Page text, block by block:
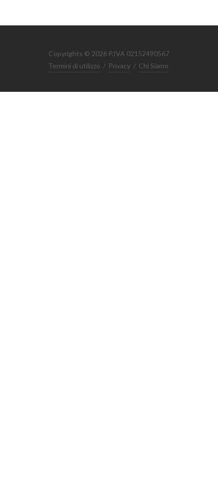
Copyrights © 2026 P.IVA 02152490567
Termini di utilizzo / Privacy / Chi Siamo